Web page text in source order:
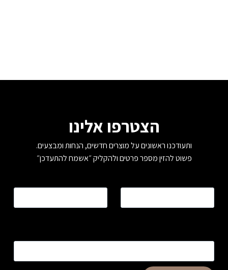
הצטרפו אלינו
ותעודכנו ראשונים על מוצרים חדשים, הנחות ומבצעים.
פשוט להזין מספר פרטים ולהקליק ״אשמח להתעדכן״